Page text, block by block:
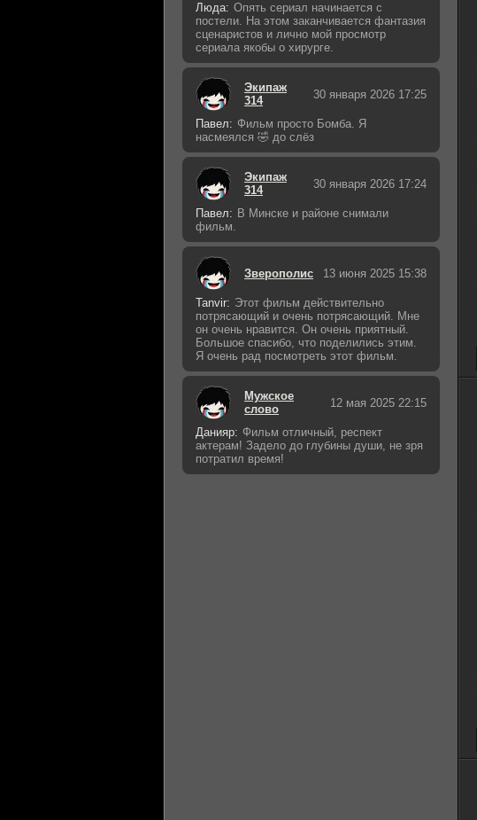
Люда: Опять сериал начинается с
постели. На этом заканчивается фантазия
сценаристов и лично мой просмотр
сериала якобы о хирурге.
Экипаж
314
30 января 2026 17:25
Павел: Фильм просто Бомба. Я
насмеялся 🤣 до слёз
Экипаж
314
30 января 2026 17:24
Павел: В Минске и районе снимали
фильм.
Зверополис 13 июня 2025 15:38
Tanvir: Этот фильм действительно
потрясающий и очень потрясающий. Мне
он очень нравится. Он очень приятный.
Большое спасибо, что поделились этим.
Я очень рад посмотреть этот фильм.
Мужское
слово
12 мая 2025 22:15
Данияр: Фильм отличный, респект
актерам! Задело до глубины души, не зря
потратил время!